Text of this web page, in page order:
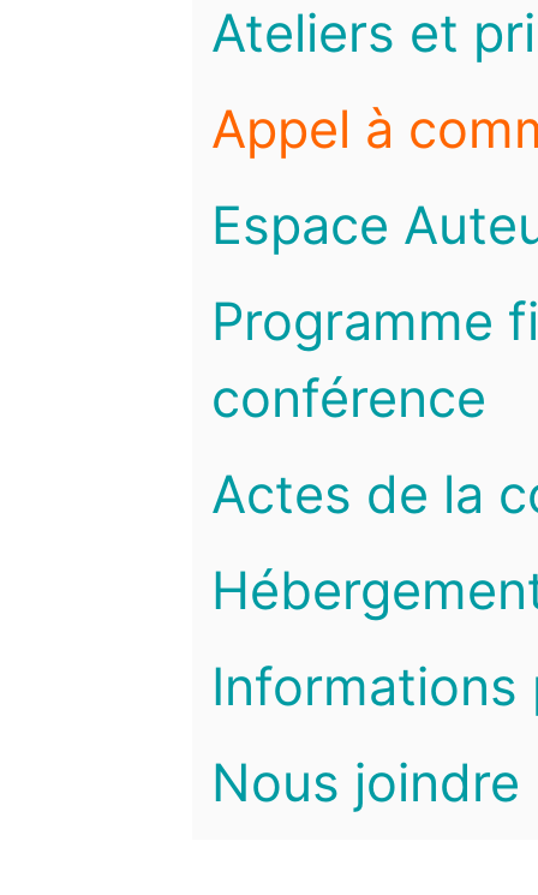
Ateliers et
Appel à
Espace
Programme
conférence
Actes de la
Informations
Nous joindre